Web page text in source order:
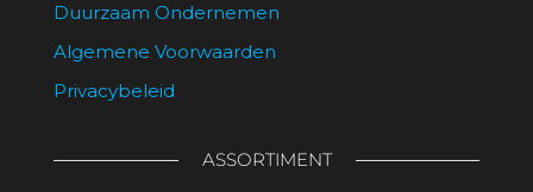
Duurzaam Ondernemen
Algemene Voorwaarden
Privacybeleid
ASSORTIMENT